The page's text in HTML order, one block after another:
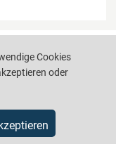
Sitemap
Cookies
oder